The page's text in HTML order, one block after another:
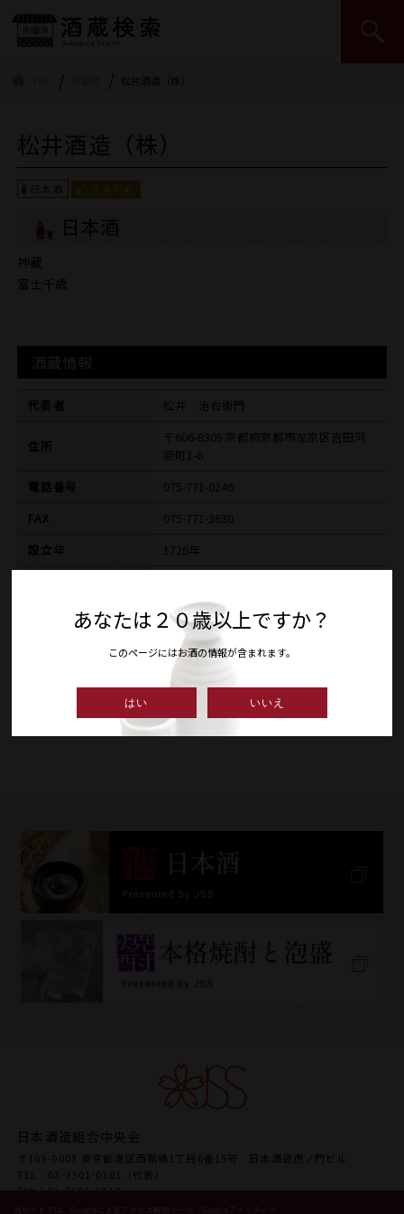
松井酒造（株）
松井酒造（株）
日本酒
神蔵
富士千歳
酒蔵情報
代表者 松井 治右衛門
〒606-8305 京都府京都市左京区吉田河
原町1-6
電話番号
075-771-0246
FAX
075-771-3630
設立年
1726年
info@matsuishuzo.com
ギャラリー
日本酒造組合中央会
〒105-0003 東京都港区西新橋1丁目6番15号 日本酒造虎ノ門ビル
TEL：03-3501-0101（代表）
FAX：03-3501-6018
あなたは２０歳以上ですか？
このページにはお酒の情報が含まれます。
はい いいえ